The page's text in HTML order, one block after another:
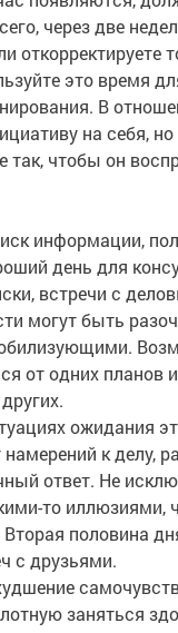
через две
откорректируете
это время
В
на себя,
так, чтобы он
информации,
день для
встречи с
могут быть
от одних планов
ожидания
к делу,
ответ. Не
то иллюзиями,
половина
с друзьями.
заняться